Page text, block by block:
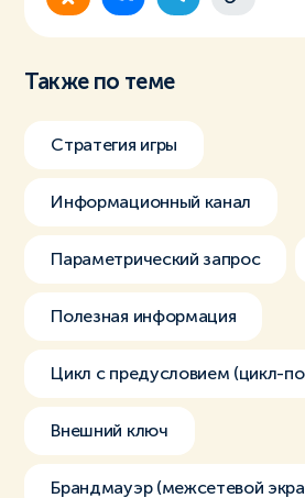
Также по теме
Стратегия игры
Информационный канал
Параметрический запрос
Полезная информация
Цикл с предусловием (цикл-
Внешний ключ
Брандмауэр (межсетевой